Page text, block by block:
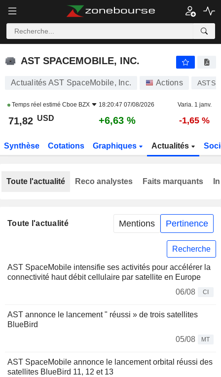
AST SPACEMOBILE, INC.
AST SPACEMOBILE, INC.
Actualités AST SpaceMobile, Inc. Actions ASTS
Temps réel estimé Cboe BZX 18:20:47 07/08/2026 Varia. 1 janv.
71,82 USD +6,63 % -1,65 %
Synthèse Cotations Graphiques Actualités
Toute l'actualité Mentions Pertinence
Recherche
AST SpaceMobile intensifie ses activités pour accélérer la
connectivité haut débit cellulaire par satellite en Europe
06/08
CI
AST annonce le lancement " réussi » de trois satellites
BlueBird
05/08
MT
AST SpaceMobile annonce le lancement orbital réussi des
satellites BlueBird 11, 12 et 13
Toute l'actualité Reco analystes Faits marquants